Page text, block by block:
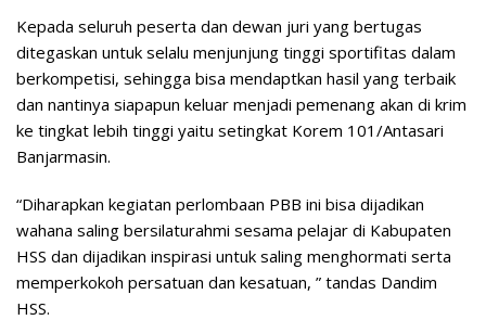
Kepada seluruh peserta dan dewan juri yang bertugas
ditegaskan untuk selalu menjunjung tinggi sportifitas dalam
berkompetisi, sehingga bisa mendaptkan hasil yang terbaik
dan nantinya siapapun keluar menjadi pemenang akan di krim
ke tingkat lebih tinggi yaitu setingkat Korem 101/Antasari
Banjarmasin.
“Diharapkan kegiatan perlombaan PBB ini bisa dijadikan
wahana saling bersilaturahmi sesama pelajar di Kabupaten
HSS dan dijadikan inspirasi untuk saling menghormati serta
memperkokoh persatuan dan kesatuan, ” tandas Dandim
HSS.